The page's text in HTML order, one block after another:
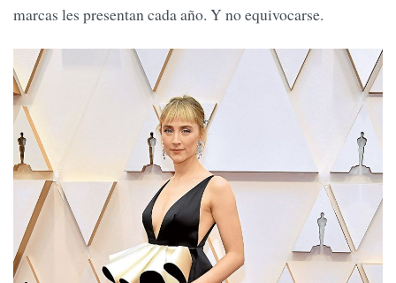
marcas les presentan cada año. Y no equivocarse.